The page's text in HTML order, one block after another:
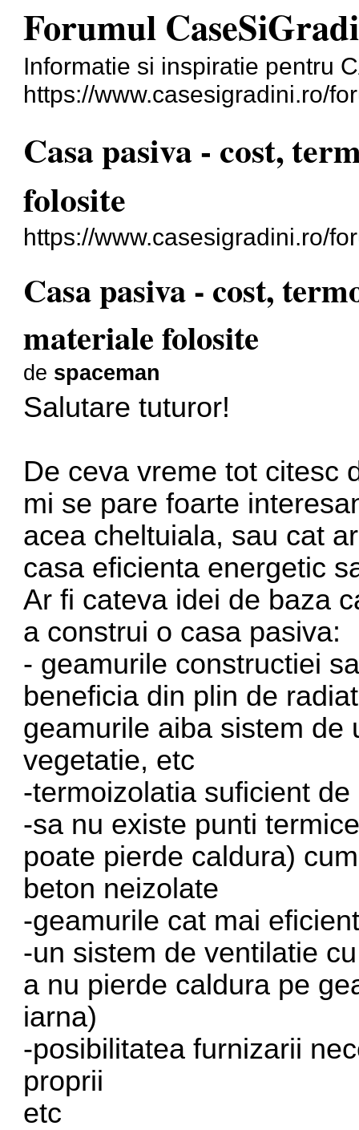
Forumul
Informatie si inspiratie pentru
https://www.casesigradini.ro/
Casa pasiva - cost,
folosite
https://www.casesigradini.ro/
Casa pasiva - cost,
materiale folosite
de spaceman
Salutare tuturor!
De ceva vreme tot citesc
mi se pare foarte
acea cheltuiala, sau cat
casa eficienta energetic
Ar fi cateva idei de baza
a construi o casa pasiva:
- geamurile constructiei
beneficia din plin de
geamurile aiba sistem de
vegetatie, etc
-termoizolatia suficient de
-sa nu existe punti
poate pierde caldura)
beton neizolate
-geamurile cat mai
-un sistem de ventilatie
a nu pierde caldura pe
iarna)
-posibilitatea furnizarii
proprii
etc